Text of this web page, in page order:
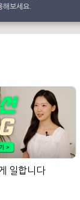
해보세요.
일합니다